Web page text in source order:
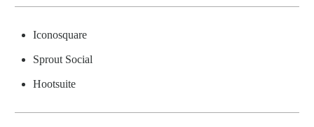
Iconosquare
Sprout Social
Hootsuite